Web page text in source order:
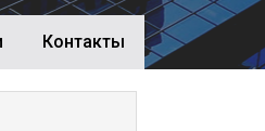
Контакты